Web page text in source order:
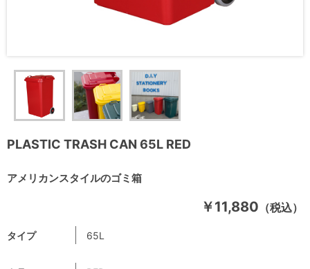
PLASTIC TRASH CAN 65L RED
アメリカンスタイルのゴミ箱
￥11,880 （税込）
タイプ 65L